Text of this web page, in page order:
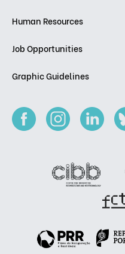
Human Resources
Job Opportunities
Graphic Guidelines